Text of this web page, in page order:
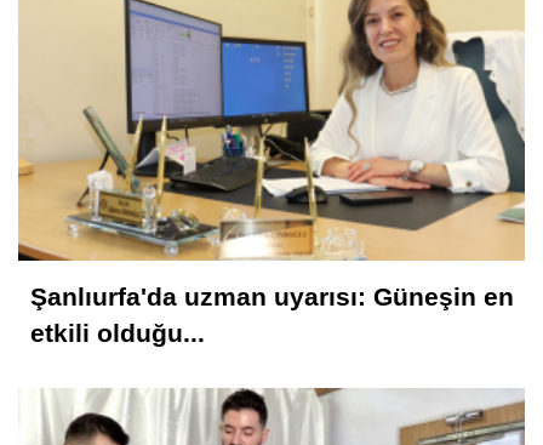
Şanlıurfa'da uzman uyarısı: Güneşin en
etkili olduğu...